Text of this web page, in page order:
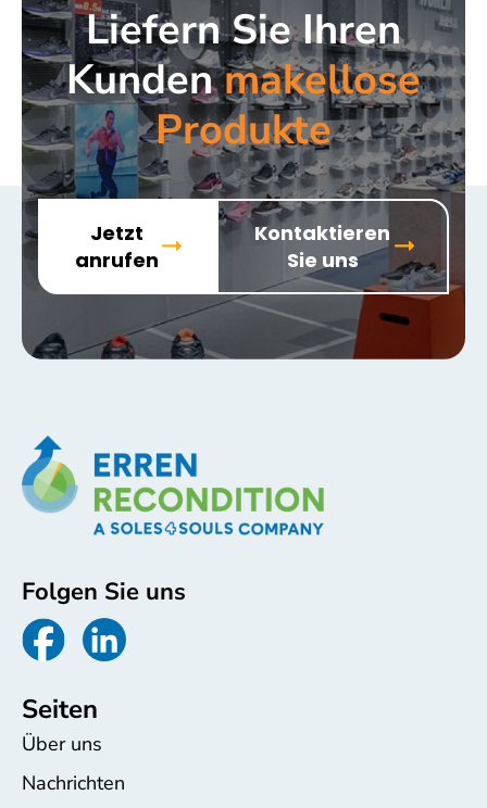
Liefern Sie Ihren
Kundenmakellose
Produkte
Jetzt
anrufen
Kontaktieren
Sie uns
Folgen Sie uns
Seiten
Über uns
Nachrichten